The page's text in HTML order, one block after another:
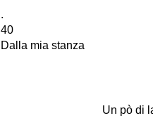
.
40
Dalla mia stanza
Un pò di